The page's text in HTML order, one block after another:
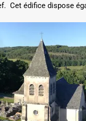
Cet édifice dispose